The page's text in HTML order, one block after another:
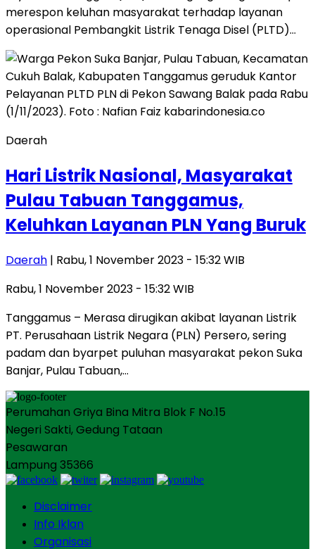
merespon keluhan masyarakat terhadap layanan
operasional Pembangkit Listrik Tenaga Disel (PLTD)…
Daerah
Hari Listrik Nasional, Masyarakat
Pulau Tabuan Tanggamus,
Keluhkan Layanan PLN Yang Buruk
Daerah | Rabu, 1 November 2023 - 15:32 WIB
Rabu, 1 November 2023 - 15:32 WIB
Tanggamus – Merasa dirugikan akibat layanan Listrik
PT. Perusahaan Listrik Negara (PLN) Persero, sering
padam dan byarpet puluhan masyarakat pekon Suka
Banjar, Pulau Tabuan,…
Perumahan Griya Bina Mitra Blok F No.15
Negeri Sakti, Gedung Tataan
Pesawaran
Lampung 35366
Disclaimer
Info Iklan
Organisasi